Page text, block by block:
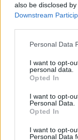
also be disclosed
Downstream
Please note that
not limited to your
grant or deny
use your data for
consent section.
Personal Data
I want to opt-
personal data.
Opted In
I want to opt-
Personal Data.
Opted In
I want to opt-
Personal Data
Continua a
BELLEZZA